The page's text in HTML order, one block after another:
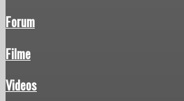
Forum
Filme
Videos